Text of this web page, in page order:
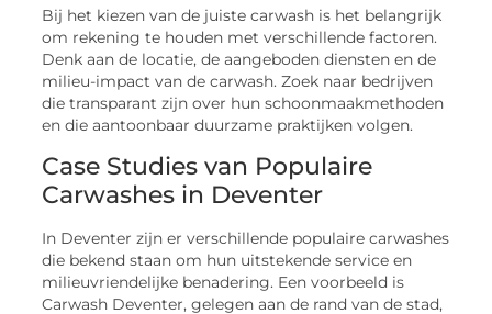
Bij het kiezen van de juiste carwash is het belangrijk
om rekening te houden met verschillende factoren.
Denk aan de locatie, de aangeboden diensten en de
milieu-impact van de carwash. Zoek naar bedrijven
die transparant zijn over hun schoonmaakmethoden
en die aantoonbaar duurzame praktijken volgen.
Case Studies van Populaire
Carwashes in Deventer
In Deventer zijn er verschillende populaire carwashes
die bekend staan om hun uitstekende service en
milieuvriendelijke benadering. Een voorbeeld is
Carwash Deventer, gelegen aan de rand van de stad,